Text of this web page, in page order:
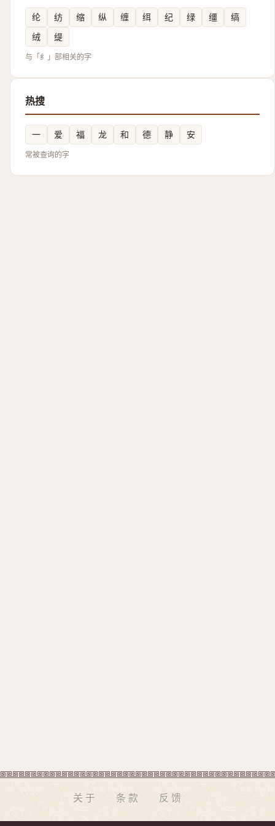
纶 纺 缩 纵 缠 䌺 纪 绿 缰
缟
绒
缇
与「纟」部相关的字
热搜
一 爱 福 龙 和 德 静 安
常被查询的字
关于 条款 反馈